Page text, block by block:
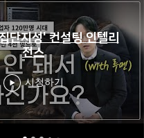
단지성' 컨설팅 인텔리
전스
시청하기